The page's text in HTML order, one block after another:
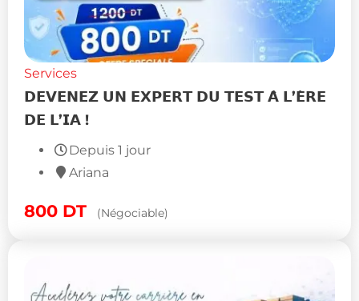
Services
𝗗𝗘𝗩𝗘𝗡𝗘𝗭 𝗨𝗡 𝗘𝗫𝗣𝗘𝗥𝗧 𝗗𝗨 𝗧𝗘𝗦𝗧 𝗔̀ 𝗟’𝗘̀𝗥𝗘
𝗗𝗘 𝗟’𝗜𝗔 !
Depuis 1 jour
Ariana
800 DT (Négociable)